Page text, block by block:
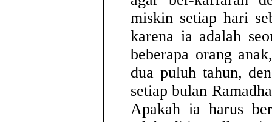
miskin setiap hari
karena ia adalah
beberapa orang
dua puluh tahun,
setiap bulan
Apakah ia harus